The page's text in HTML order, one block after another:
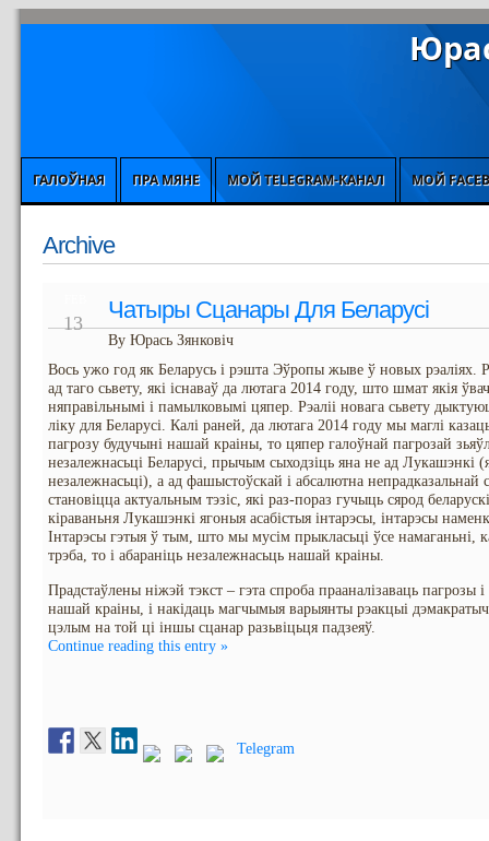
ГАЛОЎНАЯ ПРА МЯНЕ МОЙ TELEGRAM-КАНАЛ МОЙ
Archive
13 Чатыры Сцанары Для Беларусі
By Юрась Зянковіч
Вось ужо год як Беларусь і рэшта Эўропы жыве ў новых рэаліях.
ад таго сьвету, які існаваў да лютага 2014 году, што шмат якія
няправільнымі і памылковымі цяпер. Рэаліі новага сьвету
ліку для Беларусі. Калі раней, да лютага 2014 году мы маглі
пагрозу будучыні нашай краіны, то цяпер галоўнай пагрозай
незалежнасьці Беларусі, прычым сыходзіць яна не ад Лукашэнкі
незалежнасьці), а ад фашыстоўскай і абсалютна непрадказальнай
становіцца актуальным тэзіс, які раз-пораз гучыць сярод
кіраваньня Лукашэнкі ягоныя асабістыя інтарэсы, інтарэсы
Інтарэсы гэтыя ў тым, што мы мусім прыкласьці ўсе намаганьні,
трэба, то і абараніць незалежнасьць нашай краіны.
Прадстаўлены ніжэй тэкст – гэта спроба прааналізаваць пагрозы
нашай краіны, і накідаць магчымыя варыянты рэакцыі
цэлым на той ці іншы сцанар разьвіцьця падзеяў.
Continue reading this entry »
Telegram